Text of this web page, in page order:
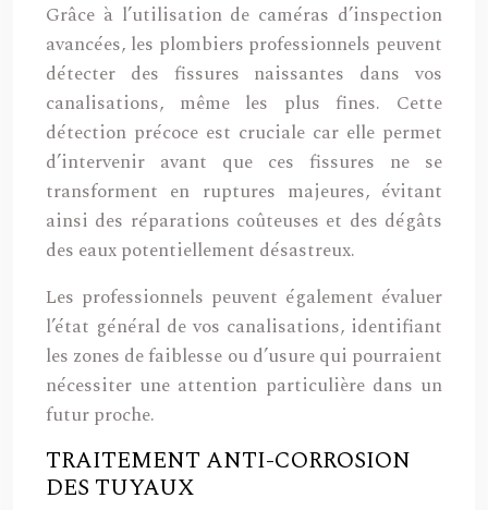
Grâce à l’utilisation de caméras d’inspection
avancées, les plombiers professionnels peuvent
détecter des fissures naissantes dans vos
canalisations, même les plus fines. Cette
détection précoce est cruciale car elle permet
d’intervenir avant que ces fissures ne se
transforment en ruptures majeures, évitant
ainsi des réparations coûteuses et des dégâts
des eaux potentiellement désastreux.
Les professionnels peuvent également évaluer
l’état général de vos canalisations, identifiant
les zones de faiblesse ou d’usure qui pourraient
nécessiter une attention particulière dans un
futur proche.
TRAITEMENT ANTI-CORROSION
DES TUYAUX